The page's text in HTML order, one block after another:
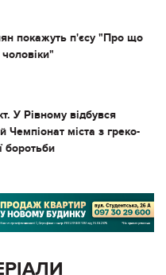
покажуть п'єсу "Про що
У Рівному відбувся
Чемпіонат міста з греко-
боротьби